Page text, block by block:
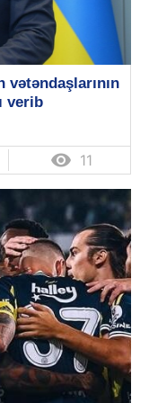
verib
 11